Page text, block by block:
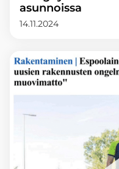
asunnoissa
14.11.2024